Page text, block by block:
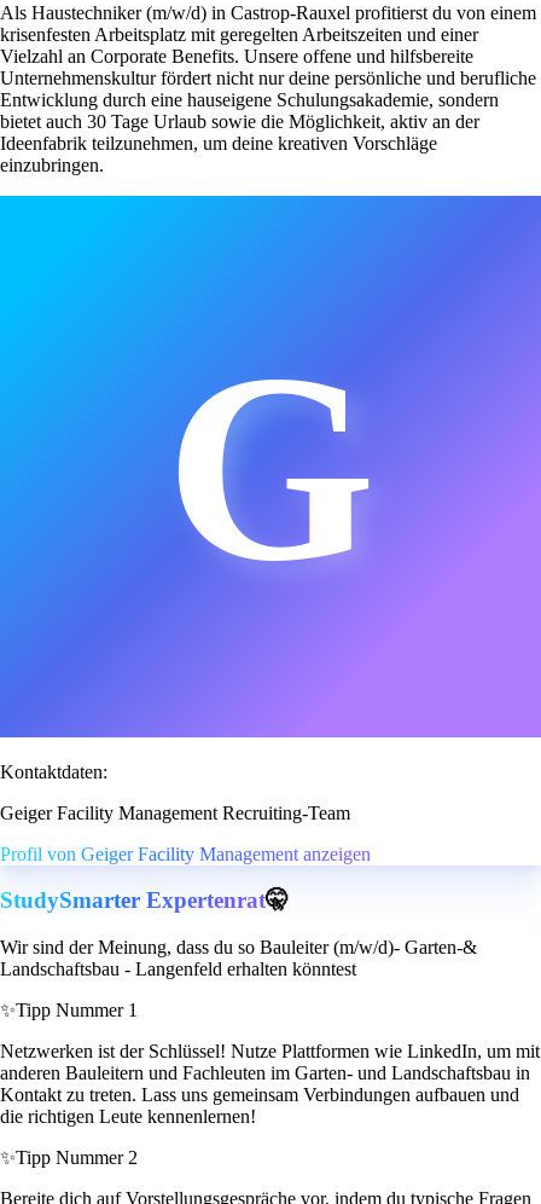
Als Haustechniker (m/w/d) in Castrop-Rauxel profitierst du von einem
krisenfesten Arbeitsplatz mit geregelten Arbeitszeiten und einer
Vielzahl an Corporate Benefits. Unsere offene und hilfsbereite
Unternehmenskultur fördert nicht nur deine persönliche und berufliche
Entwicklung durch eine hauseigene Schulungsakademie, sondern
bietet auch 30 Tage Urlaub sowie die Möglichkeit, aktiv an der
Ideenfabrik teilzunehmen, um deine kreativen Vorschläge
einzubringen.
G
Kontaktdaten:
Geiger Facility Management Recruiting-Team
Profil von Geiger Facility Management anzeigen
StudySmarter Expertenrat🤫
Wir sind der Meinung, dass du so Bauleiter (m/w/d)- Garten-&
Landschaftsbau - Langenfeld erhalten könntest
✨Tipp Nummer 1
Netzwerken ist der Schlüssel! Nutze Plattformen wie LinkedIn, um mit
anderen Bauleitern und Fachleuten im Garten- und Landschaftsbau in
Kontakt zu treten. Lass uns gemeinsam Verbindungen aufbauen und
die richtigen Leute kennenlernen!
✨Tipp Nummer 2
Bereite dich auf Vorstellungsgespräche vor, indem du typische Fragen